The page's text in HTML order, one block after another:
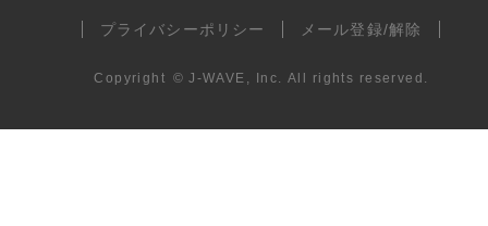
プライバシーポリシー メール登録/解除
Copyright © J-WAVE, Inc. All rights reserved.